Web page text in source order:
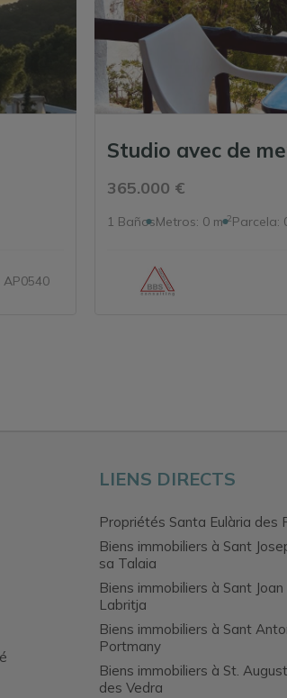
AP0540
365.000 €
1 BañosMetros: 0 m 2Parcela:
LIENS DIRECTS
Propriétés Santa Eulària des
Biens immobiliers à Sant
sa Talaia
Biens immobiliers à Sant
Labritja
Biens immobiliers à Sant
Portmany
Biens immobiliers à St.
des Vedra